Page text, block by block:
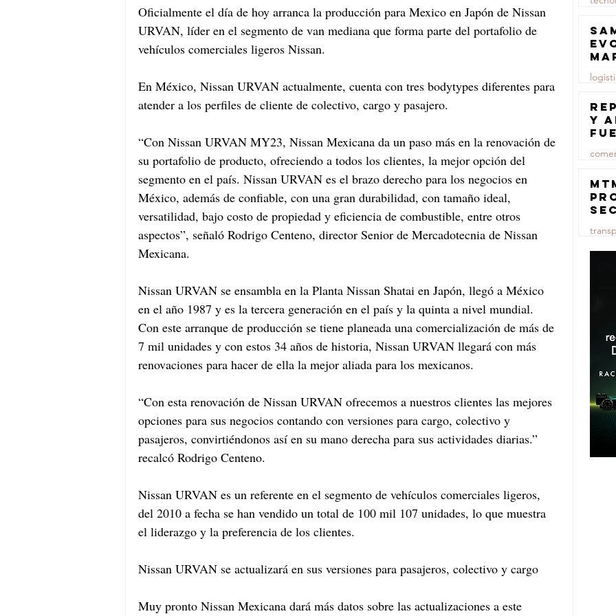
Oficialmente el día de hoy arranca la producción para Mexico en Japón de Nissan
URVAN, líder en el segmento de van mediana que forma parte del portafolio de
vehículos comerciales ligeros Nissan.
En México, Nissan URVAN actualmente, cuenta con tres bodytypes diferentes para
atender a los perfiles de cliente de colectivo, cargo y pasajero.
“Con Nissan URVAN MY23, Nissan Mexicana da un paso más en la renovación de
su portafolio de producto, ofreciendo a todos los clientes, la mejor opción del
segmento en el país. Nissan URVAN es el brazo derecho para los negocios en
México, además de confiable, con una gran durabilidad, con tamaño ideal,
versatilidad, bajo costo de propiedad y eficiencia de combustible, entre otros
aspectos”, señaló Rodrigo Centeno, director Senior de Mercadotecnia de Nissan
Mexicana.
Nissan URVAN se ensambla en la Planta Nissan Shatai en Japón, llegó a México
en el año 1987 y es la tercera generación en el país y la quinta a nivel mundial.
Con este arranque de producción se tiene planeada una comercialización de más de
7 mil unidades y con estos 34 años de historia, Nissan URVAN llegará con más
renovaciones para hacer de ella la mejor aliada para los mexicanos.
“Con esta renovación de Nissan URVAN ofrecemos a nuestros clientes las mejores
opciones para sus negocios contando con versiones para cargo, colectivo y
pasajeros, convirtiéndonos así en su mano derecha para sus actividades diarias.”
recalcó Rodrigo Centeno.
Nissan URVAN es un referente en el segmento de vehículos comerciales ligeros,
del 2010 a fecha se han vendido un total de 100 mil 107 unidades, lo que muestra
el liderazgo y la preferencia de los clientes.
Nissan URVAN se actualizará en sus versiones para pasajeros, colectivo y cargo
Muy pronto Nissan Mexicana dará más datos sobre las actualizaciones a este
23 jul
23 jul
y
23 jul